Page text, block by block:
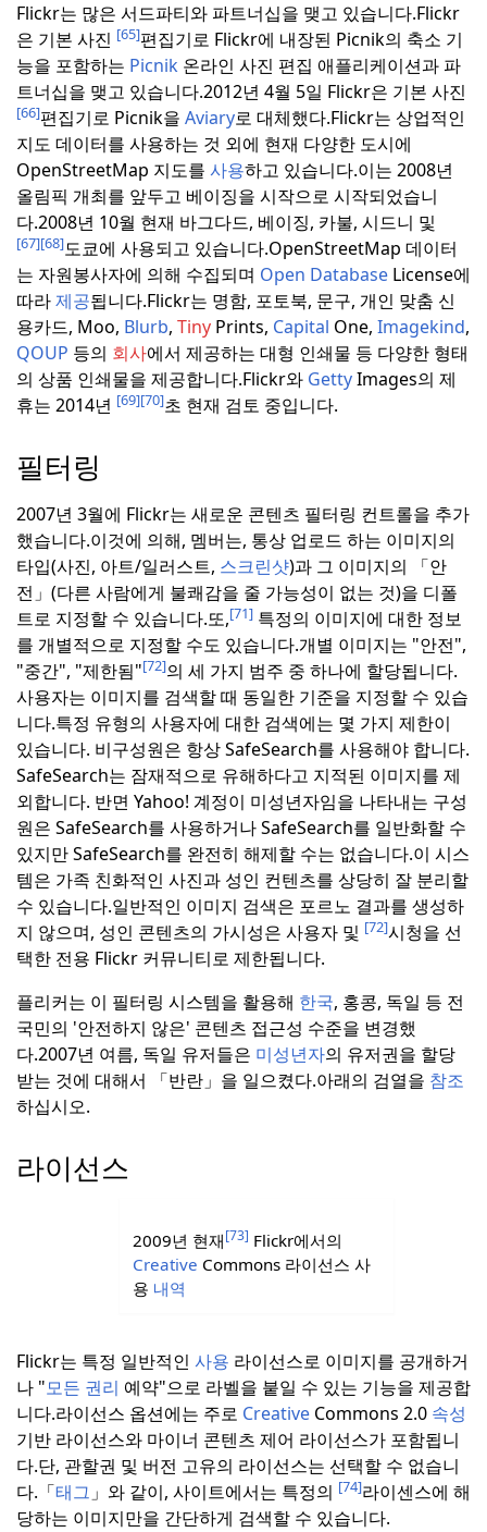
Flickr는 많은 서드파티와 파트너십을 맺고 있습니다.Flickr
은 기본 사진 [65]편집기로 Flickr에 내장된 Picnik의 축소 기
능을 포함하는 Picnik 온라인 사진 편집 애플리케이션과 파
트너십을 맺고 있습니다.2012년 4월 5일 Flickr은 기본 사진
[66]편집기로 Picnik을 Aviary로 대체했다.Flickr는 상업적인
지도 데이터를 사용하는 것 외에 현재 다양한 도시에
OpenStreetMap 지도를 사용하고 있습니다.이는 2008년
올림픽 개최를 앞두고 베이징을 시작으로 시작되었습니
다.2008년 10월 현재 바그다드, 베이징, 카불, 시드니 및
[67][68]도쿄에 사용되고 있습니다.OpenStreetMap 데이터
는 자원봉사자에 의해 수집되며 Open Database License에
따라제공됩니다.Flickr는 명함, 포토북, 문구, 개인 맞춤 신
용카드, Moo, Blurb, Tiny Prints, Capital One, Imagekind,
QOUP 등의 회사에서 제공하는 대형 인쇄물 등 다양한 형태
의 상품 인쇄물을 제공합니다.Flickr와 GettyImages의 제
휴는 2014년 [69][70]초 현재 검토 중입니다.
필터링
2007년 3월에 Flickr는 새로운 콘텐츠 필터링 컨트롤을 추가
했습니다.이것에 의해, 멤버는, 통상 업로드 하는 이미지의
타입(사진, 아트/일러스트, 스크린샷)과 그 이미지의 「안
전」(다른 사람에게 불쾌감을 줄 가능성이 없는 것)을 디폴
트로 지정할 수 있습니다.또,[71] 특정의 이미지에 대한 정보
를 개별적으로 지정할 수도 있습니다.개별 이미지는 "안전",
"중간", "제한됨"[72]의 세 가지 범주 중 하나에 할당됩니다.
사용자는 이미지를 검색할 때 동일한 기준을 지정할 수 있습
니다.특정 유형의 사용자에 대한 검색에는 몇 가지 제한이
있습니다. 비구성원은 항상 SafeSearch를 사용해야 합니다.
SafeSearch는 잠재적으로 유해하다고 지적된 이미지를 제
외합니다. 반면 Yahoo! 계정이 미성년자임을 나타내는 구성
원은 SafeSearch를 사용하거나 SafeSearch를 일반화할 수
있지만 SafeSearch를 완전히 해제할 수는 없습니다.이 시스
템은 가족 친화적인 사진과 성인 컨텐츠를 상당히 잘 분리할
수 있습니다.일반적인 이미지 검색은 포르노 결과를 생성하
지 않으며, 성인 콘텐츠의 가시성은 사용자 및 [72]시청을 선
택한 전용 Flickr 커뮤니티로 제한됩니다.
플리커는 이 필터링 시스템을 활용해 한국, 홍콩, 독일 등 전
국민의 '안전하지 않은' 콘텐츠 접근성 수준을 변경했
다.2007년 여름, 독일 유저들은 미성년자의 유저권을 할당
받는 것에 대해서 「반란」을 일으켰다.아래의 검열을 참조
하십시오.
라이선스
2009년 현재[73] Flickr에서의
Creative Commons 라이선스 사
용 내역
Flickr는 특정 일반적인 사용 라이선스로 이미지를 공개하거
나 "모든 권리 예약"으로 라벨을 붙일 수 있는 기능을 제공합
니다.라이선스 옵션에는 주로 Creative Commons 2.0 속성
기반 라이선스와 마이너 콘텐츠 제어 라이선스가 포함됩니
다.단, 관할권 및 버전 고유의 라이선스는 선택할 수 없습니
다. 「태그」와 같이, 사이트에서는 특정의 [74]라이센스에 해
당하는 이미지만을 간단하게 검색할 수 있습니다.